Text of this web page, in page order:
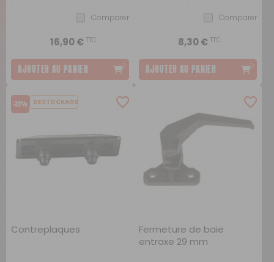
Comparer
16,90 €TTC
AJOUTER AU PANIER
Comparer
8,30 €TTC
AJOUTER AU PANIER
-32% DESTOCKAGE
Contreplaques
Fermeture de baie
entraxe 29 mm